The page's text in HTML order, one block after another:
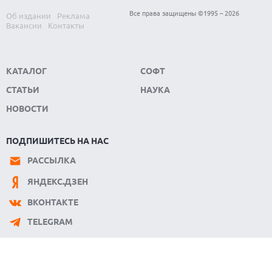
Об издании
Реклама
Вакансии
Контакты
Все права защищены ©1995 – 2026
КАТАЛОГ
СТАТЬИ
НОВОСТИ
СОФТ
НАУКА
ПОДПИШИТЕСЬ НА НАС
РАССЫЛКА
ЯНДЕКС.ДЗЕН
ВКОНТАКТЕ
TELEGRAM